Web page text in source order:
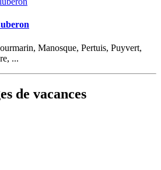
Manosque, Pertuis, Puyvert,
...
de vacances